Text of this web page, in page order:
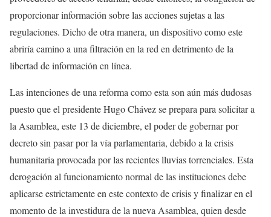
proporcionar información sobre las acciones sujetas a las
regulaciones. Dicho de otra manera, un dispositivo como este
abriría camino a una filtración en la red en detrimento de la
libertad de información en línea.
Las intenciones de una reforma como esta son aún más dudosas
puesto que el presidente Hugo Chávez se prepara para solicitar a
la Asamblea, este 13 de diciembre, el poder de gobernar por
decreto sin pasar por la vía parlamentaria, debido a la crisis
humanitaria provocada por las recientes lluvias torrenciales. Esta
derogación al funcionamiento normal de las instituciones debe
aplicarse estrictamente en este contexto de crisis y finalizar en el
momento de la investidura de la nueva Asamblea, quien desde